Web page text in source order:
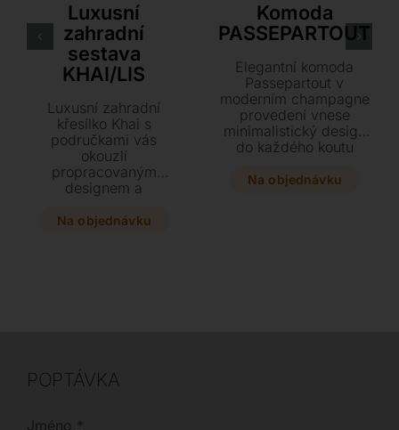
Luxusní
zahradní
sestava
KHAI/LIS
Luxusní zahradní
křesílko Khai s
područkami vás
okouzlí
propracovaným
designem a
atmosférou díky
Na objednávku
Komoda
PASSEPARTOUT
Elegantní komoda
Passepartout v
moderním champagne
provedení vnese
minimalistický design
do každého koutu
stylová čtyřdveřová
Na objednávku
POPTÁVKA
Jméno *